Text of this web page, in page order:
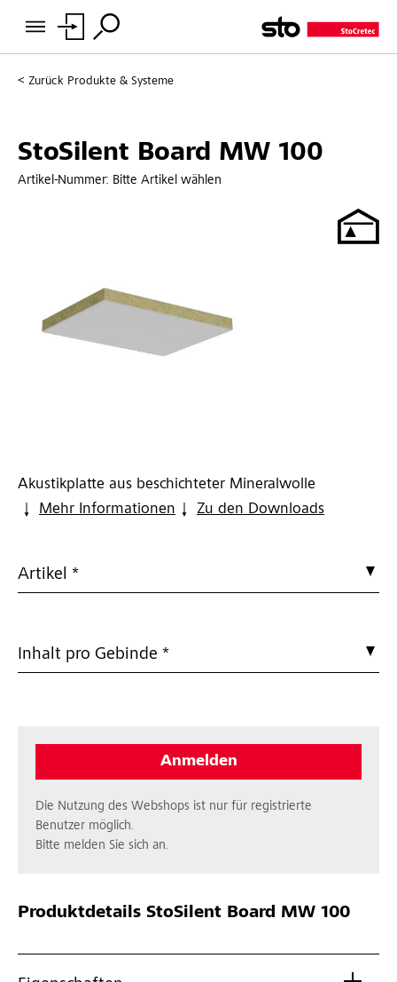
Zurück Produkte & Systeme
StoSilent Board MW 100
Artikel-Nummer: Bitte Artikel wählen
Akustikplatte aus beschichteter Mineralwolle
Mehr Informationen
Zu den Downloads
Artikel *
Inhalt pro Gebinde *
Anmelden
Die Nutzung des Webshops ist nur für registrierte
Benutzer möglich.
Bitte melden Sie sich an.
Produktdetails StoSilent Board MW 100